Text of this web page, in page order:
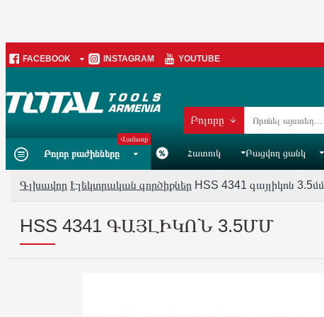
FACEBOOK INSTAGRAM YOUTUBE
Բոլորը
Բոլոր բաժինները
Վաճառք
Հատուկ Բացվող ցանկ
Գլխավոր Էլեկտրական գործիքներ HSS 4341 գայլիկոն 3.5մմ
HSS 4341 ԳԱՅԼԻԿՈՆ 3.5ՄՄ